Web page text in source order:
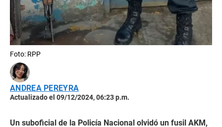
Foto: RPP
ANDREA PEREYRA
Actualizado el 09/12/2024, 06:23 p.m.
Un suboficial de la Policía Nacional olvidó un fusil AKM,